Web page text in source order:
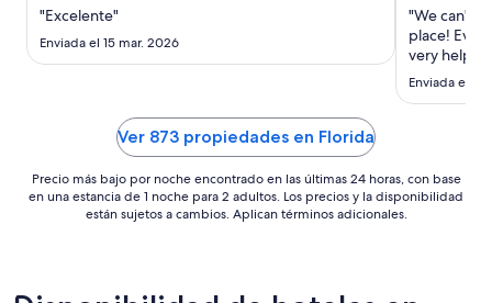
10
ago
"Excelente"
Enviada el 15 mar. 2026
"We can't
place!
very
our
Enviada el
Ver 873 propiedades en Florida
Precio más bajo por noche encontrado en las últimas 24 horas, con base
en una estancia de 1 noche para 2 adultos. Los precios y la disponibilidad
están sujetos a cambios. Aplican términos adicionales.